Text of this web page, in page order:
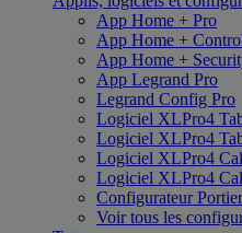
App Home + Pro
App Home +
App Home +
App Legrand Pro
Legrand Config Pro
Logiciel XLPro4
Logiciel XLPro4
Logiciel XLPro4
Logiciel XLPro4
Configurateur
Voir tous les